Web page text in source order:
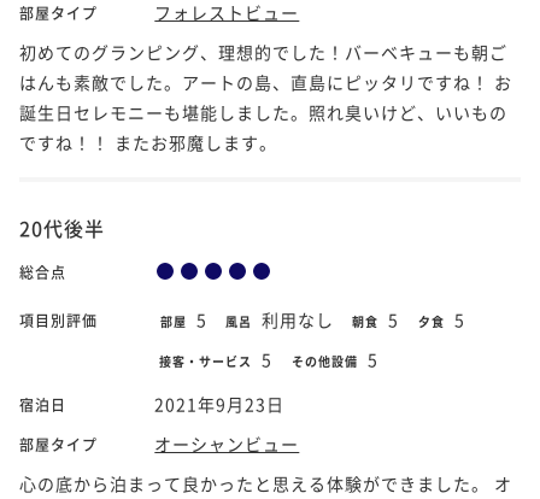
部屋タイプ
フォレストビュー
初めてのグランピング、理想的でした！バーベキューも朝ご
はんも素敵でした。アートの島、直島にピッタリですね！ お
誕生日セレモニーも堪能しました。照れ臭いけど、いいもの
ですね！！ またお邪魔します。
20代後半
総合点
項目別評価 部屋 5 風呂 利用なし 朝食 5 夕食 5
接客・サービス 5 その他設備 5
宿泊日 2021年9月23日
部屋タイプ
オーシャンビュー
心の底から泊まって良かったと思える体験ができました。 オ